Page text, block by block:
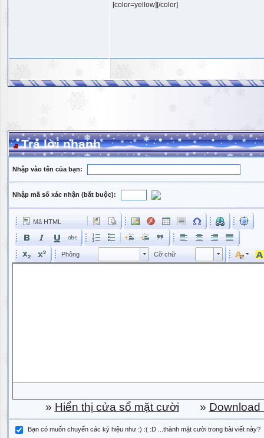
[color=yellow][/color]
Trả lời nhanh
Nhập vào tên của bạn:
Nhập mã số xác nhận (bắt buộc):
Mã HTML
Phông Phông Cỡ chữ Kích cỡ phông
» Hiển thị cửa sổ mặt cười » Download
Bạn có muốn chuyển các ký hiệu như :) :( :D ...thành mặt cười trong bài viết này?